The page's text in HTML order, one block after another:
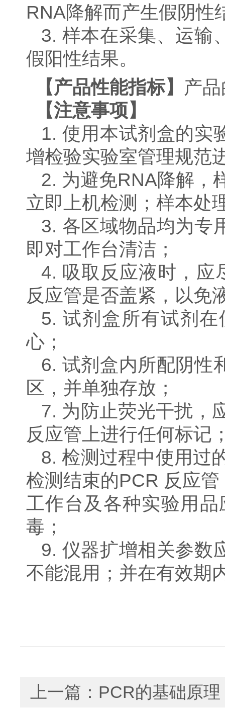
RNA降解而产生假阴性
3. 样本在采集、运输
假阳性结果。
【产品性能指标】 产
【注意事项】
1. 使用本试剂盒的实
增检验实验室管理规范
2. 为避免RNA降解，
立即上机检测；样本处
3. 各区域物品均为专
即对工作台清洁 ；
4. 吸取反应液时，应
反应管是否盖紧，以免
5. 试剂盒所有试剂
心；
6. 试剂盒内所配阴性
区，并单独存放 ；
7. 为防止荧光干扰，
反应管上进行任何标记
8.检测过程中使用过
检测结束的PCR 反应
工作台及各种实验用品
毒 ；
9. 仪器扩增相关参数
不能混用 ； 并在有效期
上一篇： PCR的基础原理